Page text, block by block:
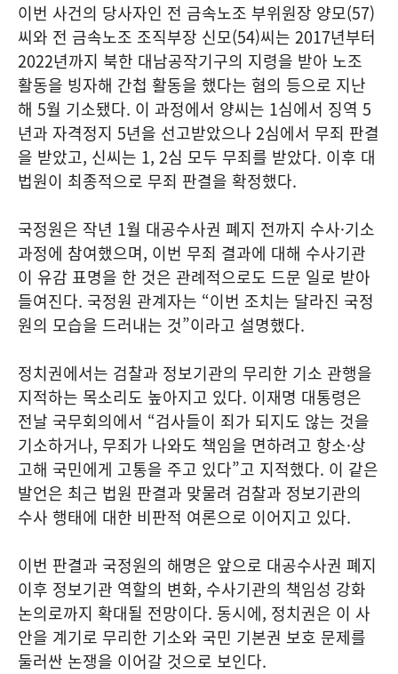
이번 사건의 당사자인 전 금속노조 부위원장 양모(57)
씨와 전 금속노조 조직부장 신모(54)씨는 2017년부터
2022년까지 북한 대남공작기구의 지령을 받아 노조
활동을 빙자해 간첩 활동을 했다는 혐의 등으로 지난
해 5월 기소됐다. 이 과정에서 양씨는 1심에서 징역 5
년과 자격정지 5년을 선고받았으나 2심에서 무죄 판결
을 받았고, 신씨는 1, 2심 모두 무죄를 받았다. 이후 대
법원이 최종적으로 무죄 판결을 확정했다.
국정원은 작년 1월 대공수사권 폐지 전까지 수사·기소
과정에 참여했으며, 이번 무죄 결과에 대해 수사기관
이 유감 표명을 한 것은 관례적으로도 드문 일로 받아
들여진다. 국정원 관계자는 “이번 조치는 달라진 국정
원의 모습을 드러내는 것”이라고 설명했다.
정치권에서는 검찰과 정보기관의 무리한 기소 관행을
지적하는 목소리도 높아지고 있다. 이재명 대통령은
전날 국무회의에서 “검사들이 죄가 되지도 않는 것을
기소하거나, 무죄가 나와도 책임을 면하려고 항소·상
고해 국민에게 고통을 주고 있다”고 지적했다. 이 같은
발언은 최근 법원 판결과 맞물려 검찰과 정보기관의
수사 행태에 대한 비판적 여론으로 이어지고 있다.
이번 판결과 국정원의 해명은 앞으로 대공수사권 폐지
이후 정보기관 역할의 변화, 수사기관의 책임성 강화
논의로까지 확대될 전망이다. 동시에, 정치권은 이 사
안을 계기로 무리한 기소와 국민 기본권 보호 문제를
둘러싼 논쟁을 이어갈 것으로 보인다.